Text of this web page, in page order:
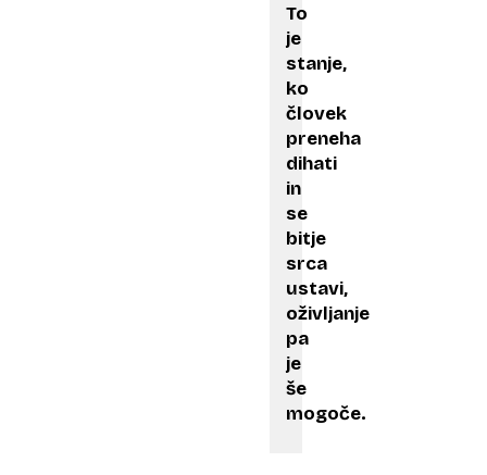
To
je
stanje,
ko
človek
preneha
dihati
in
se
bitje
srca
ustavi,
oživljanje
pa
je
še
mogoče.